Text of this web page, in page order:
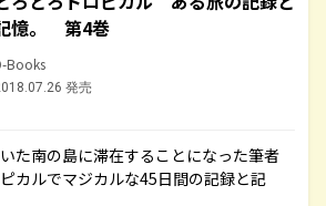
憶。 第4巻
Books
発売
た南の島に滞在することになった筆者
カルでマジカルな45日間の記録と記